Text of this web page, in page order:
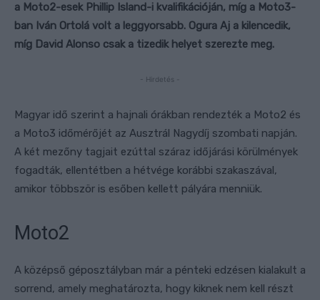
a Moto2-esek Phillip Island-i kvalifikációján, míg a Moto3-
ban Iván Ortolá volt a leggyorsabb. Ogura Aj a kilencedik,
míg David Alonso csak a tizedik helyet szerezte meg.
- Hirdetés -
Magyar idő szerint a hajnali órákban rendezték a Moto2 és
a Moto3 időmérőjét az Ausztrál Nagydíj szombati napján.
A két mezőny tagjait ezúttal száraz időjárási körülmények
fogadták, ellentétben a hétvége korábbi szakaszával,
amikor többször is esőben kellett pályára menniük.
Moto2
A középső géposztályban már a pénteki edzésen kialakult a
sorrend, amely meghatározta, hogy kiknek nem kell részt